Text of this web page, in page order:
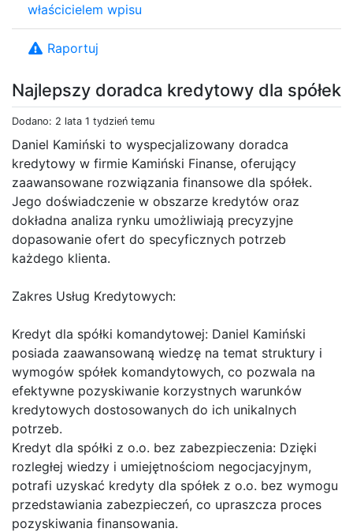
Najlepszy doradca kredytowy dla spółek
Dodano: 2 lata 1 tydzień temu
Daniel Kamiński to wyspecjalizowany doradca
kredytowy w firmie Kamiński Finanse, oferujący
zaawansowane rozwiązania finansowe dla spółek.
Jego doświadczenie w obszarze kredytów oraz
dokładna analiza rynku umożliwiają precyzyjne
dopasowanie ofert do specyficznych potrzeb
każdego klienta.
Zakres Usług Kredytowych:
Kredyt dla spółki komandytowej: Daniel Kamiński
posiada zaawansowaną wiedzę na temat struktury i
wymogów spółek komandytowych, co pozwala na
efektywne pozyskiwanie korzystnych warunków
kredytowych dostosowanych do ich unikalnych
potrzeb.
Kredyt dla spółki z o.o. bez zabezpieczenia: Dzięki
rozległej wiedzy i umiejętnościom negocjacyjnym,
potrafi uzyskać kredyty dla spółek z o.o. bez wymogu
przedstawiania zabezpieczeń, co upraszcza proces
pozyskiwania finansowania.
właścicielem wpisu
Raportuj